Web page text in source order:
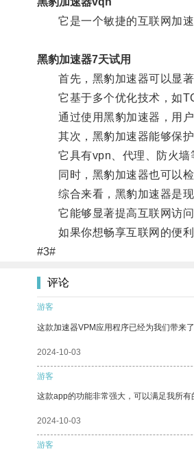
它是一个敏捷的互联网加速
黑豹加速器7天试用
首先，黑豹加速器可以显著
它基于多个优化技术，如
通过使用黑豹加速器，用户
其次，黑豹加速器能够保护
它具有vpn、代理、防火墙
同时，黑豹加速器也可以检
综合来看，黑豹加速器是现
它能够显著提高互联网访问
如果你想畅享互联网的便利
#3#
评论
游客
这款加速器VPM应用程序已经为我们带来
2024-10-03
游客
这款app的功能非常强大，可以满足我所有
2024-10-03
游客